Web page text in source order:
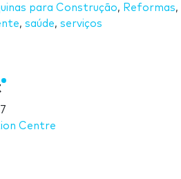
para Construção, Reformas,
, saúde, serviços
Centre